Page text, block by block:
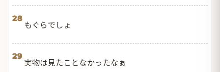
28
もぐらでしょ
29
実物は見たことなかったなぁ